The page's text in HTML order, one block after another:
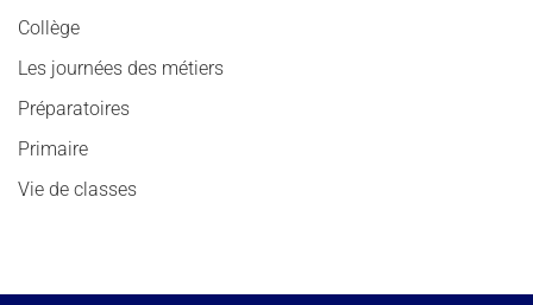
Collège
Les journées des métiers
Préparatoires
Primaire
Vie de classes